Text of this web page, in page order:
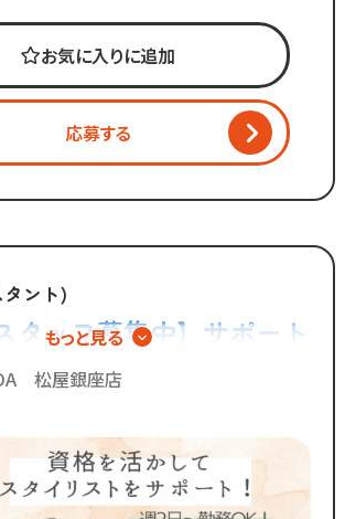
社出身の
働き方へ
すい環境へ
きます！
◆
￣￣￣￣￣￣
人以上（4店舗平均）
お気に入りに追加
応募する
ント)
タッフ募集中】サポート
るアシスタント専任とい
もっと見る
松屋銀座店